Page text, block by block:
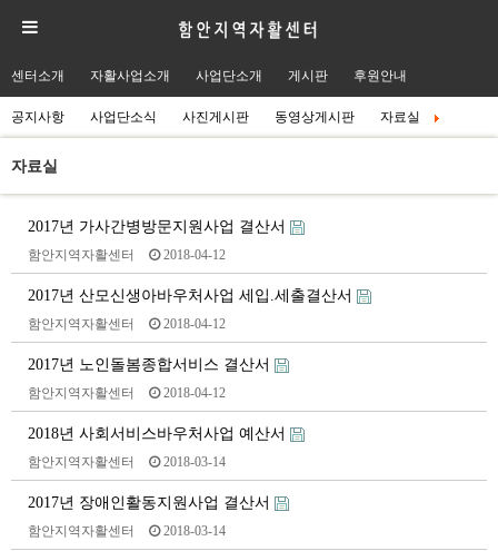
센터소개 자활사업소개 사업단소개 게시판 후원안내
공지사항 사업단소식 사진게시판 동영상게시판 자료실
자료실
2017년 가사간병방문지원사업 결산서
함안지역자활센터 2018-04-12
2017년 산모신생아바우처사업 세입.세출결산서
함안지역자활센터 2018-04-12
2017년 노인돌봄종합서비스 결산서
함안지역자활센터 2018-04-12
2018년 사회서비스바우처사업 예산서
함안지역자활센터 2018-03-14
2017년 장애인활동지원사업 결산서
함안지역자활센터 2018-03-14